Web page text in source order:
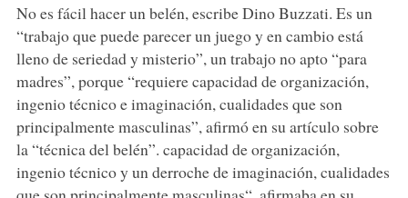
No es fácil hacer un belén, escribe Dino Buzzati. Es un
“trabajo que puede parecer un juego y en cambio está
lleno de seriedad y misterio”, un trabajo no apto “para
madres”, porque “requiere capacidad de organización,
ingenio técnico e imaginación, cualidades que son
principalmente masculinas”, afirmó en su artículo sobre
la “técnica del belén”. capacidad de organización,
ingenio técnico y un derroche de imaginación, cualidades